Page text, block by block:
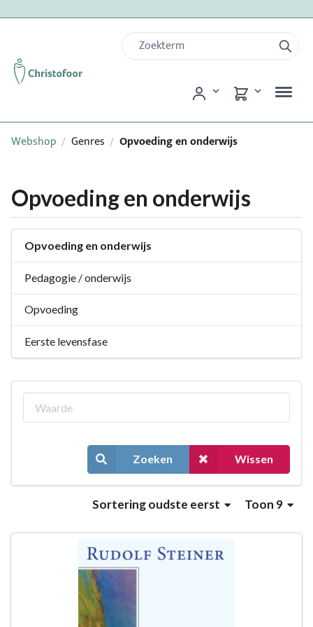
Webshop / Genres / Opvoeding en onderwijs
Opvoeding en onderwijs
Opvoeding en onderwijs
Pedagogie / onderwijs
Opvoeding
Eerste levensfase
Zoeken Wissen
Toon 9
Sorteringoudste eerst